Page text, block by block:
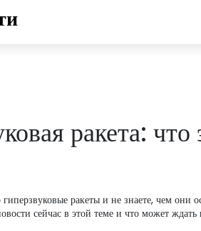
ракета:
ракеты и не знаете, чем они
сейчас в этой теме и что может